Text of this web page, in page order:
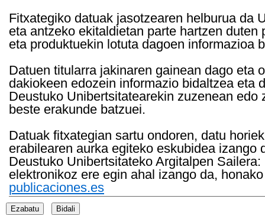
Fitxategiko datuak jasotzearen helburua da
eta antzeko ekitaldietan parte hartzen
eta produktuekin lotuta dagoen informazioa
Datuen titularra jakinaren gainean dago eta
dakiokeen edozein informazio bidaltzea eta
Deustuko Unibertsitatearekin zuzenean
beste erakunde batzuei.
Datuak fitxategian sartu ondoren, datu
erabilearen aurka egiteko eskubidea
Deustuko Unibertsitateko Argitalpen
elektronikoz ere egin ahal izango da,
publicaciones.es
Ezabatu Bidali